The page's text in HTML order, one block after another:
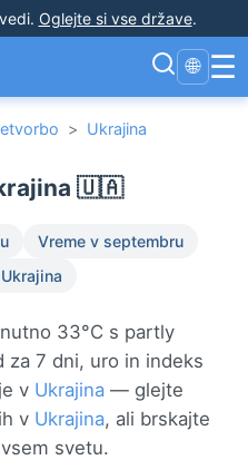
. Oglejte si vse države.
🌐 ☰
> Ukrajina
🇺🇦
Vreme v septembru
33°C s partly
za 7 dni, uro in indeks
v Ukrajina — glejte
v Ukrajina, ali brskajte
svetu.